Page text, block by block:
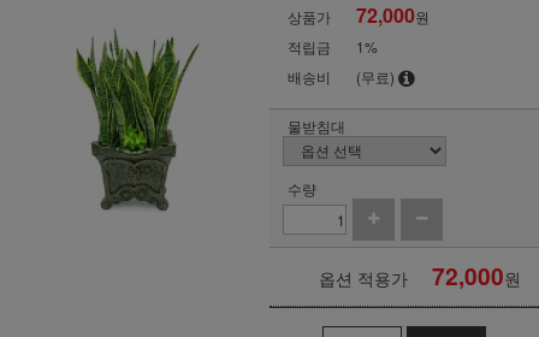
상품가 72,000원
적립금
1%
배송비
(무료)
물받침대
수량
옵션 적용가 72,000원